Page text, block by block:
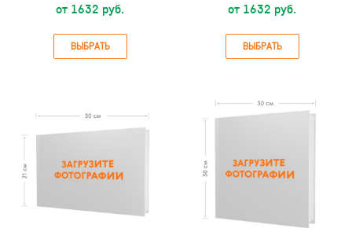
от 1632 руб.
ВЫБРАТЬ
от 1632 руб.
ВЫБРАТЬ